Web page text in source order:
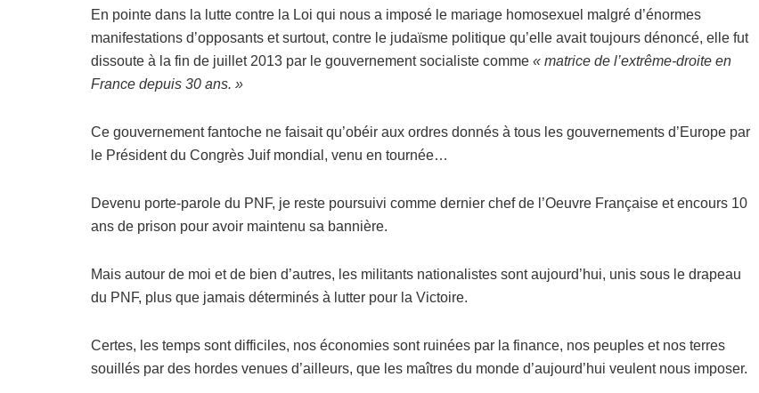
En pointe dans la lutte contre la Loi qui nous a imposé le mariage homosexuel malgré d’énormes
manifestations d’opposants et surtout, contre le judaïsme politique qu’elle avait toujours dénoncé, elle fut
dissoute à la fin de juillet 2013 par le gouvernement socialiste comme « matrice de l’extrême-droite en
France depuis 30 ans. »
Ce gouvernement fantoche ne faisait qu’obéir aux ordres donnés à tous les gouvernements d’Europe par
le Président du Congrès Juif mondial, venu en tournée…
Devenu porte-parole du PNF, je reste poursuivi comme dernier chef de l’Oeuvre Française et encours 10
ans de prison pour avoir maintenu sa bannière.
Mais autour de moi et de bien d’autres, les militants nationalistes sont aujourd’hui, unis sous le drapeau
du PNF, plus que jamais déterminés à lutter pour la Victoire.
Certes, les temps sont difficiles, nos économies sont ruinées par la finance, nos peuples et nos terres
souillés par des hordes venues d’ailleurs, que les maîtres du monde d’aujourd’hui veulent nous imposer.